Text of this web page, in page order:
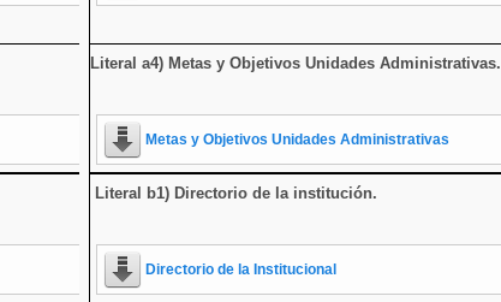
Literal a4) Metas y Objetivos Unidades Administrativas.
Metas y Objetivos Unidades Administrativas
Literal b1) Directorio de la institución.
Directorio de la Institucional